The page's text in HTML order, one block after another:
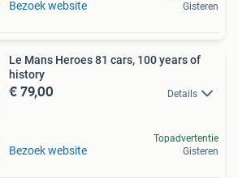
Bezoek website
Gisteren
Le Mans Heroes 81 cars, 100 years of
history
€ 79,00 Details
Bezoek website
Topadvertentie
Gisteren